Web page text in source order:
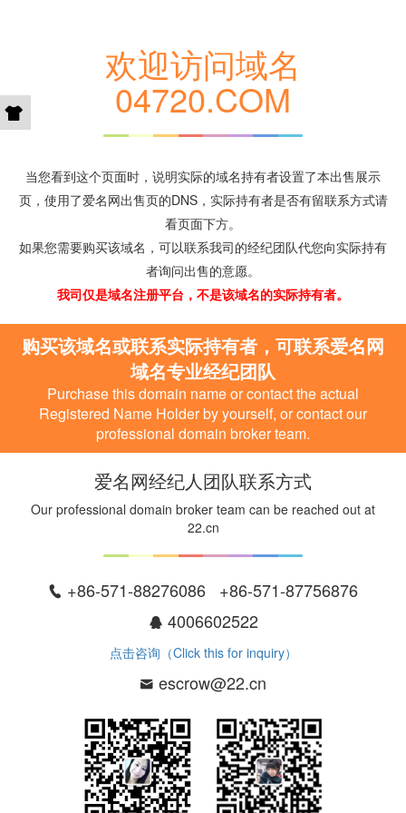
欢迎访问域名
04720.COM
当您看到这个页面时，说明实际的域名持有者设置了本出售展示
页，使用了爱名网出售页的DNS，实际持有者是否有留联系方式请
看页面下方。
如果您需要购买该域名，可以联系我司的经纪团队代您向实际持有
者询问出售的意愿。
我司仅是域名注册平台，不是该域名的实际持有者。
购买该域名或联系实际持有者，可联系爱名网
域名专业经纪团队
Purchase this domain name or contact the actual
Registered Name Holder by yourself, or contact our
professional domain broker team.
爱名网经纪人团队联系方式
Our professional domain broker team can be reached out at
22.cn
+86-571-88276086 +86-571-87756876
4006602522
点击咨询（Click this for inquiry）
escrow@22.cn